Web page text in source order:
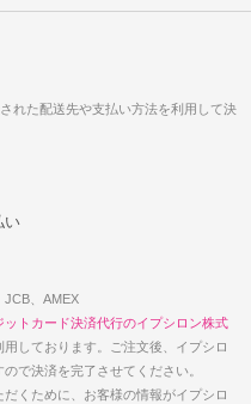
れた配送先や支払い方法を利用して決
い
JCB、AMEX
ットカード決済代行のイプシロン株式
しております。ご注文後、イプシロ
で決済を完了させてください。
くために、お客様の情報がイプシロ